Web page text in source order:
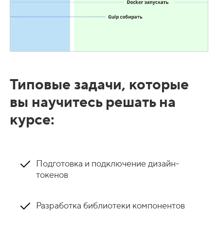
Типовые задачи, которые
вы научитесь решать на
курсе:
Подготовка и подключение дизайн-
токенов
Разработка библиотеки компонентов